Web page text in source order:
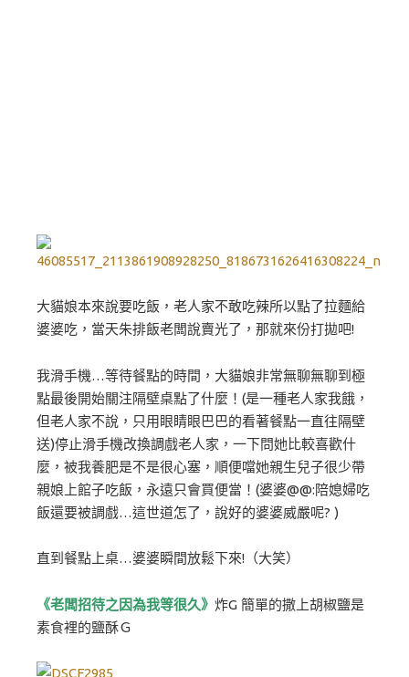
大貓娘本來說要吃飯，老人家不敢吃辣所以點了拉麵給
婆婆吃，當天朱排飯老闆說賣光了，那就來份打拋吧!
我滑手機…等待餐點的時間，大貓娘非常無聊無聊到極
點最後開始關注隔壁桌點了什麼！(是一種老人家我餓，
但老人家不說，只用眼睛眼巴巴的看著餐點一直往隔壁
送)停止滑手機改換調戲老人家，一下問她比較喜歡什
麼，被我養肥是不是很心塞，順便噹她親生兒子很少帶
親娘上館子吃飯，永遠只會買便當！(婆婆@@:陪媳婦吃
飯還要被調戲…這世道怎了，說好的婆婆威嚴呢? )
直到餐點上桌…婆婆瞬間放鬆下來!（大笑）
《老闆招待之因為我等很久》 炸G 簡單的撒上胡椒鹽是
素食裡的鹽酥Ｇ